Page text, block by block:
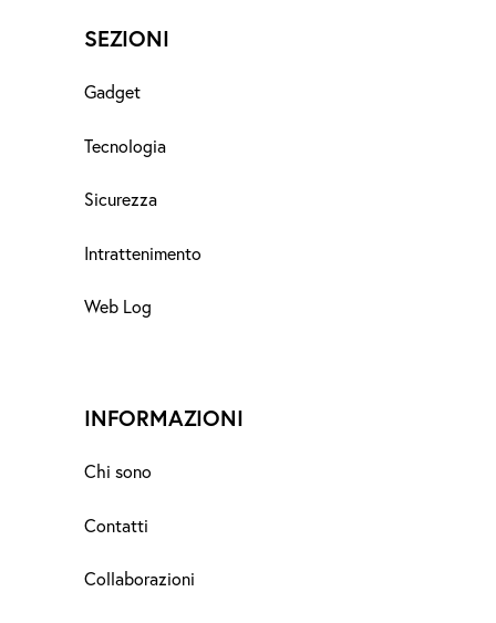
SEZIONI
Gadget
Tecnologia
Sicurezza
Intrattenimento
Web Log
INFORMAZIONI
Chi sono
Contatti
Collaborazioni